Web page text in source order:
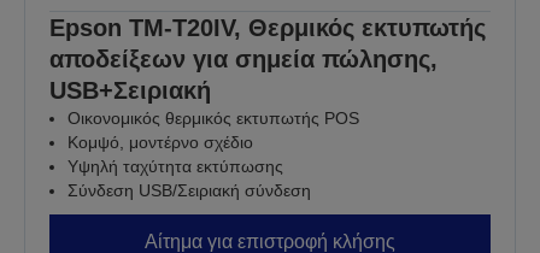
Epson TM-T20IV, Θερμικός εκτυπωτής
αποδείξεων για σημεία πώλησης,
USB+Σειριακή
Οικονομικός θερμικός εκτυπωτής POS
Κομψό, μοντέρνο σχέδιο
Υψηλή ταχύτητα εκτύπωσης
Σύνδεση USB/Σειριακή σύνδεση
Αίτημα για επιστροφή κλήσης